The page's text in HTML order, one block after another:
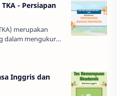
- Persiapan
merupakan
dalam mengukur
di tingkat
hanya berfungsi
Inggris dan